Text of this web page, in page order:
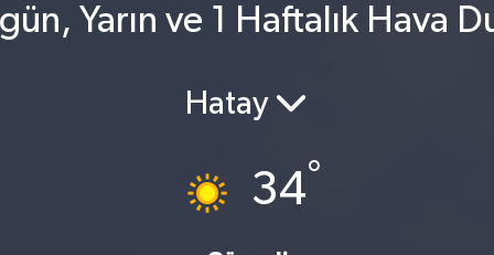
13.779
Yarın ve 1 Haftalık Hava
Hatay
34°